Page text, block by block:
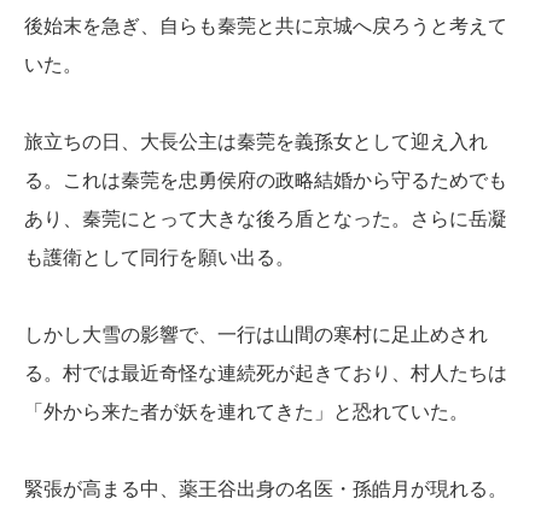
後始末を急ぎ、自らも秦莞と共に京城へ戻ろうと考えて
いた。
旅立ちの日、大長公主は秦莞を義孫女として迎え入れ
る。これは秦莞を忠勇侯府の政略結婚から守るためでも
あり、秦莞にとって大きな後ろ盾となった。さらに岳凝
も護衛として同行を願い出る。
しかし大雪の影響で、一行は山間の寒村に足止めされ
る。村では最近奇怪な連続死が起きており、村人たちは
「外から来た者が妖を連れてきた」と恐れていた。
緊張が高まる中、薬王谷出身の名医・孫皓月が現れる。